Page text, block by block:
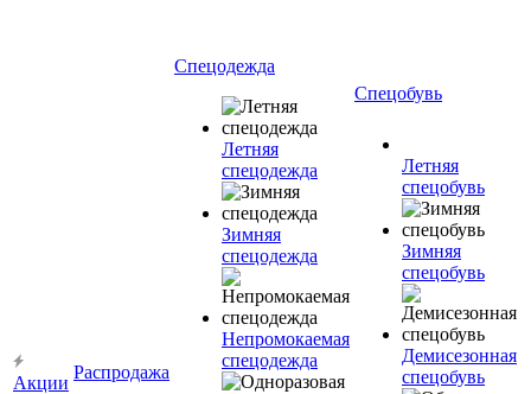
Акции
Распродажа
Спецодежда
Летняя
спецодежда
Зимняя
спецодежда
Непромокаемая
спецодежда
Спецобувь
Летняя
спецобувь
Зимняя
спецобувь
Демисезонная
спецобувь